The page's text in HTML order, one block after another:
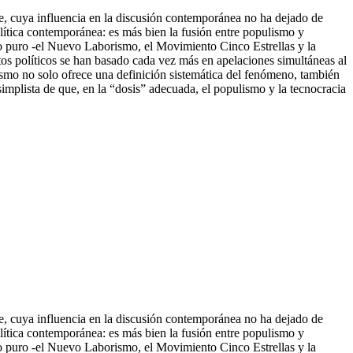
cuya influencia en la discusión contemporánea no ha dejado de
contemporánea: es más bien la fusión entre populismo y
puro -el Nuevo Laborismo, el Movimiento Cinco Estrellas y la
políticos se han basado cada vez más en apelaciones simultáneas al
no solo ofrece una definición sistemática del fenómeno, también
de que, en la “dosis” adecuada, el populismo y la tecnocracia
cuya influencia en la discusión contemporánea no ha dejado de
contemporánea: es más bien la fusión entre populismo y
puro -el Nuevo Laborismo, el Movimiento Cinco Estrellas y la